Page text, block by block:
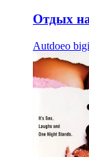
Отдых
Autdoeo